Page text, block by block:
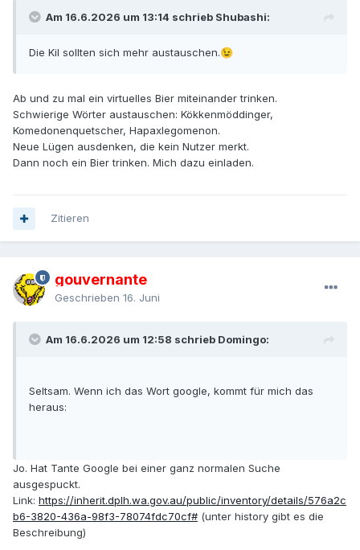
Am 16.6.2026 um 13:14 schrieb Shubashi:
Die KiI sollten sich mehr austauschen.😉
Ab und zu mal ein virtuelles Bier miteinander trinken.
Schwierige Wörter austauschen: Kökkenmöddinger,
Komedonenquetscher, Hapaxlegomenon.
Neue Lügen ausdenken, die kein Nutzer merkt.
Dann noch ein Bier trinken. Mich dazu einladen.
Zitieren
gouvernante
Geschrieben 16. Juni
Am 16.6.2026 um 12:58 schrieb Domingo:
Seltsam. Wenn ich das Wort google, kommt für mich das
heraus:
Jo. Hat Tante Google bei einer ganz normalen Suche
ausgespuckt.
Link: https://inherit.dplh.wa.gov.au/public/inventory/details/576a2c
b6-3820-436a-98f3-78074fdc70cf# (unter history gibt es die
Beschreibung)